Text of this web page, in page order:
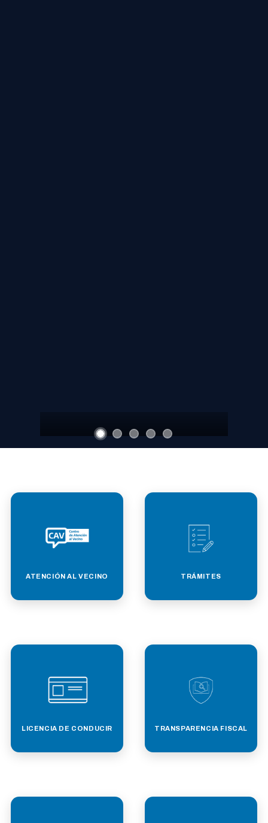
ATENCIÓN AL VECINO TRÁMITES
LICENCIA DE CONDUCIR TRANSPARENCIA FISCAL